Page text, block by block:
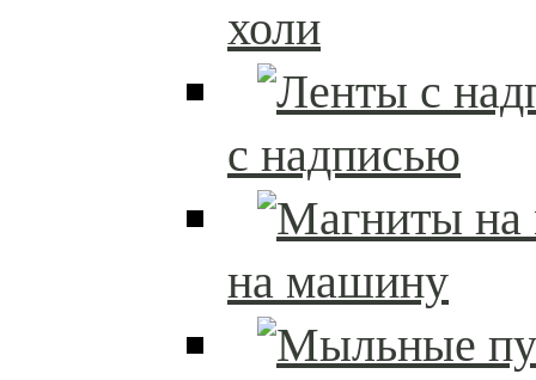
холи
с надписью
на машину